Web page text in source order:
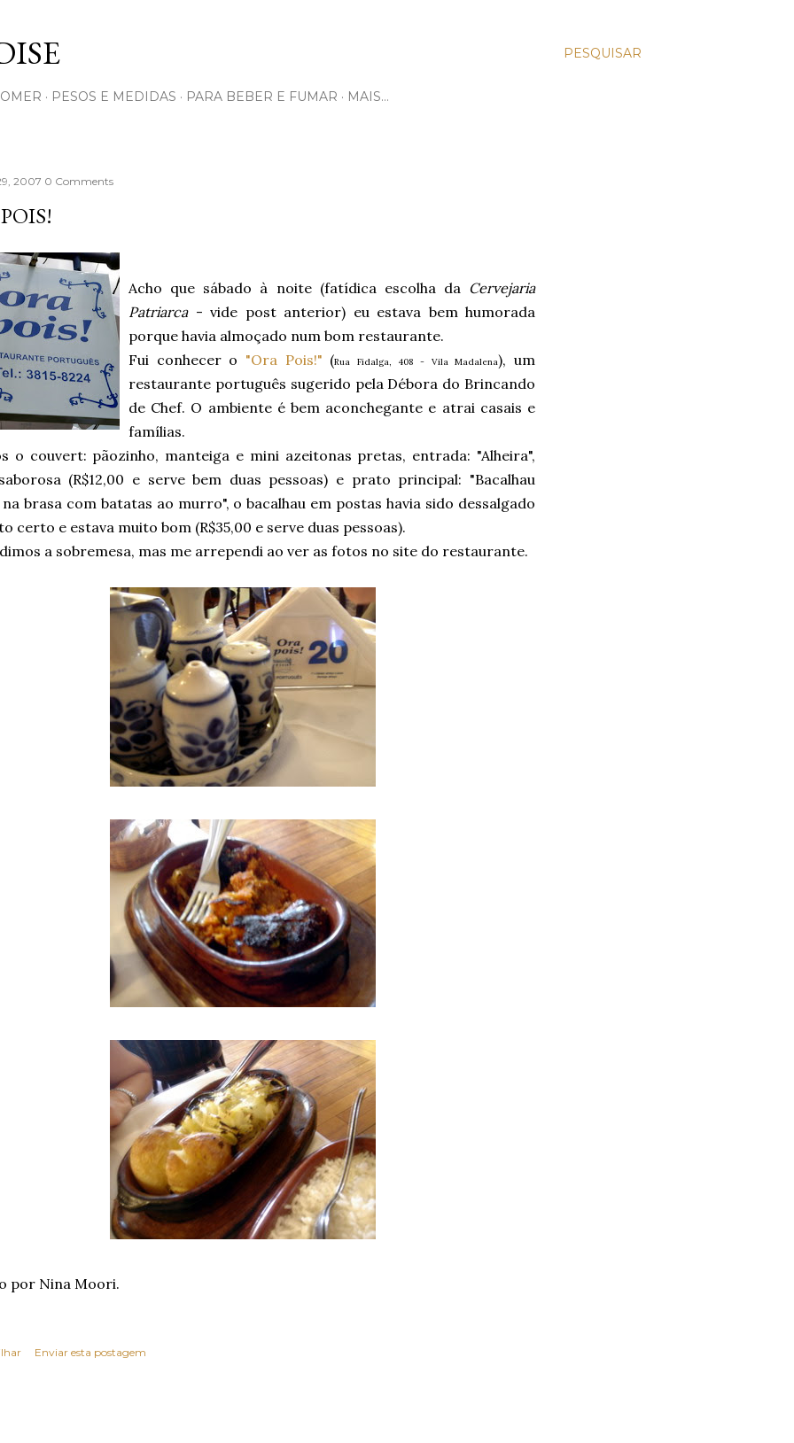
PESQUISAR
PESOS E MEDIDAS PARA BEBER E FUMAR MAIS…
2007 0 Comments
Acho que sábado à noite (fatídica escolha da Cervejaria
Patriarca- vide post anterior) eu estava bem humorada
porque havia almoçado num bom restaurante.
Fui conhecer o "Ora Pois!" (Rua Fidalga, 408 - Vila Madalena), um
restaurante português sugerido pela Débora do Brincando
de Chef. O ambiente é bem aconchegante e atrai casais e
famílias.
o couvert: pãozinho, manteiga e mini azeitonas pretas, entrada: "Alheira",
(R$12,00 e serve bem duas pessoas) e prato principal: "Bacalhau
na brasa com batatas ao murro", o bacalhau em postas havia sido dessalgado
certo e estava muito bom (R$35,00 e serve duas pessoas).
a sobremesa, mas me arrependi ao ver as fotos no site do restaurante.
por Nina Moori.
Enviar esta postagem